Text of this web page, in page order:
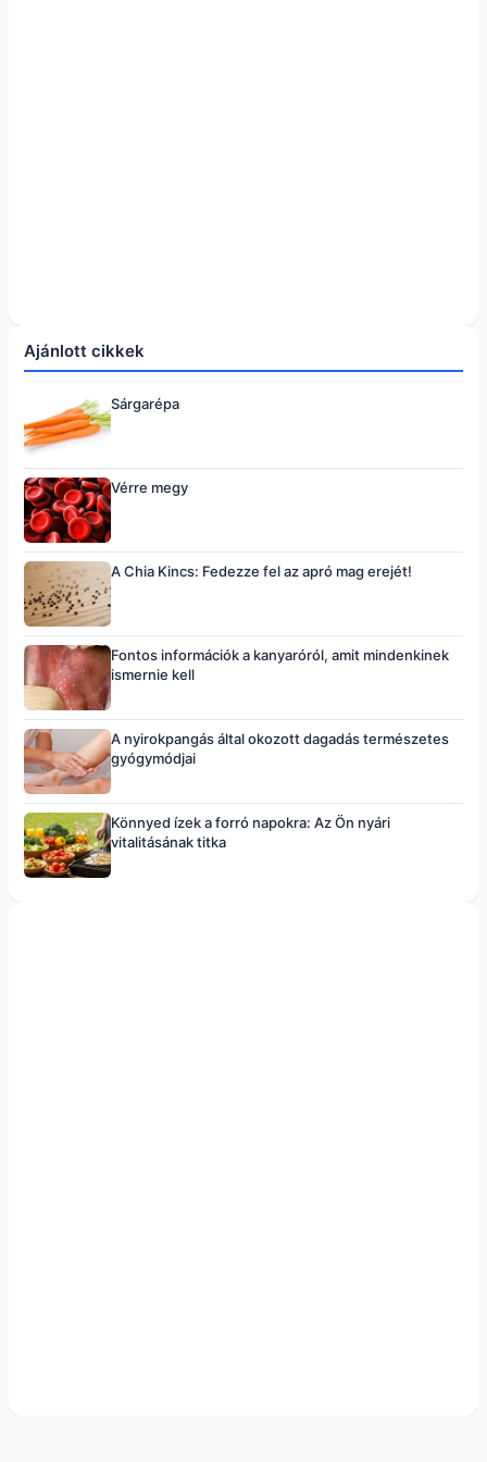
Ajánlott cikkek
Sárgarépa
Vérre megy
A Chia Kincs: Fedezze fel az apró mag erejét!
Fontos információk a kanyaróról, amit mindenkinek
ismernie kell
A nyirokpangás által okozott dagadás természetes
gyógymódjai
Könnyed ízek a forró napokra: Az Ön nyári
vitalitásának titka